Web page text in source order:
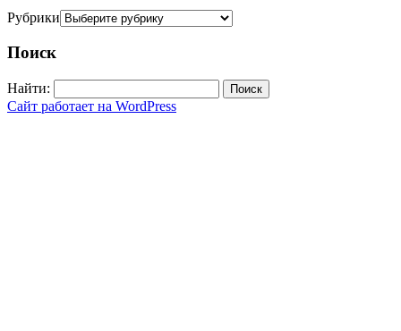
Рубрики
Поиск
Найти:
Сайт работает на WordPress